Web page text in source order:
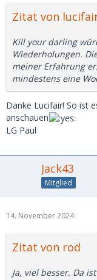
Zitat von
Kill your darling
Wiederholungen.
meiner Erfahrung
mindestens eine
Danke Lucifair! So ist
anschauen
LG Paul
Jack43
Mitglied
14. November 2024
Zitat von rod
Ja, viel besser. Da